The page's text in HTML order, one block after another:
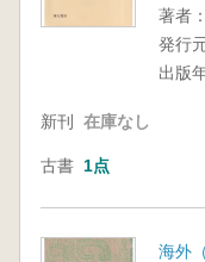
著者：
発行
出版
新刊 在庫なし
古書 1点
海外